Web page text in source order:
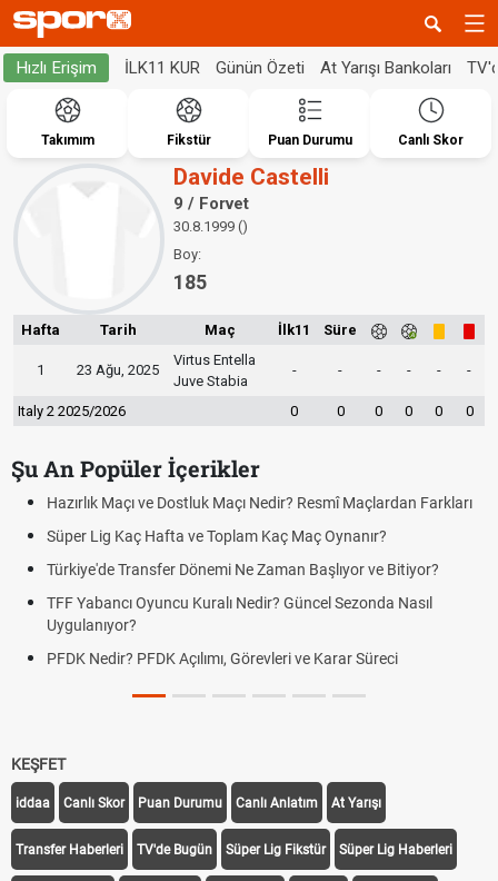
Hızlı Erişim İLK11 KUR Günün Özeti At Yarışı Bankoları
Takımım Fikstür Puan Durumu Canlı Skor
Davide Castelli
9 / Forvet
30.8.1999 ()
Boy:
185
Hafta Tarih Maç İlk11 Süre
1 23 Ağu, 2025
Virtus Entella
Juve Stabia
- - - - - -
Italy 2 2025/2026 0 0 0 0 0 0
Şu An Popüler İçerikler
Hazırlık Maçı ve Dostluk Maçı Nedir? Resmî Maçlardan Farkları
Süper Lig Kaç Hafta ve Toplam Kaç Maç Oynanır?
Türkiye'de Transfer Dönemi Ne Zaman Başlıyor ve Bitiyor?
TFF Yabancı Oyuncu Kuralı Nedir? Güncel Sezonda Nasıl
Uygulanıyor?
PFDK Nedir? PFDK Açılımı, Görevleri ve Karar Süreci
KEŞFET
iddaa Canlı Skor Puan Durumu Canlı Anlatım At Yarışı
Transfer Haberleri TV'de Bugün Süper Lig Fikstür Süper Lig Haberleri